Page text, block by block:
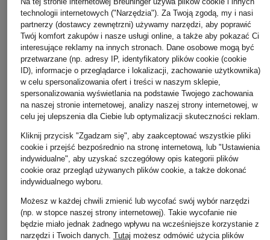
+ rabat promocyjny
No.1 Como
Pikowany płaszcz
WELLENSTEYN
Płaszcz pikowany
technologii internetowych ("Narzędzia"). Za Twoją zgodą, my i nasi
partnerzy (dostawcy zewnętrzni) używamy narzędzi, aby poprawić
Twój komfort zakupów i nasze usługi online, a także aby pokazać Ci
interesujące reklamy na innych stronach. Dane osobowe mogą być
przetwarzane (np. adresy IP, identyfikatory plików cookie (cookie
ID), informacje o przeglądarce i lokalizacji, zachowanie użytkownika)
w celu spersonalizowania ofert i treści w naszym sklepie,
spersonalizowania wyświetlania na podstawie Twojego zachowania
na naszej stronie internetowej, analizy naszej strony internetowej, w
celu jej ulepszenia dla Ciebie lub optymalizacji skuteczności reklam.
Kliknij przycisk "Zgadzam się", aby zaakceptować wszystkie pliki
cookie i przejść bezpośrednio na stronę internetową, lub "Ustawienia
indywidualne", aby uzyskać szczegółowy opis kategorii plików
cookie oraz przegląd używanych plików cookie, a także dokonać
indywidualnego wyboru.
Możesz w każdej chwili zmienić lub wycofać swój wybór narzędzi
(np. w stopce naszej strony internetowej). Takie wycofanie nie
będzie miało jednak żadnego wpływu na wcześniejsze korzystanie z
narzędzi i Twoich danych. Tutaj możesz odmówić użycia plików